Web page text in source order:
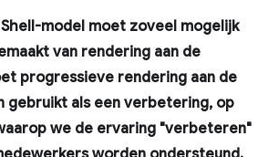
model moet zoveel mogelijk
van rendering aan de
progressieve rendering aan de
gebruikt als een verbetering, op
we de ervaring "verbeteren"